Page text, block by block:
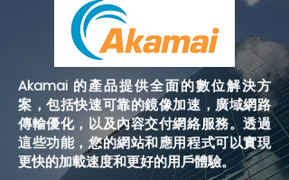
Akamai 的產品提供全面的數位解決方
案，包括快速可靠的鏡像加速，廣域網路
傳輸優化，以及內容交付網絡服務。透過
這些功能，您的網站和應用程式可以實現
更快的加載速度和更好的用戶體驗。